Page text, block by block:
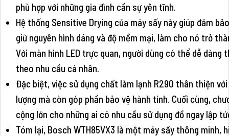
phù hợp với những gia đình cần sự yên tĩnh.
Hệ thống Sensitive Drying của máy sấy này giúp đảm
giữ nguyên hình dáng và độ mềm mại, làm cho nó trở
Với màn hình LED trực quan, người dùng có thể dễ
theo nhu cầu cá nhân.
Đặc biệt, việc sử dụng chất làm lạnh R290 thân thiện
lượng mà còn góp phần bảo vệ hành tinh. Cuối cùng,
cộng lớn cho những ai có nhu cầu sử dụng đồ ngay lập
Tóm lại, Bosch WTH85VX3 là một máy sấy thông minh,